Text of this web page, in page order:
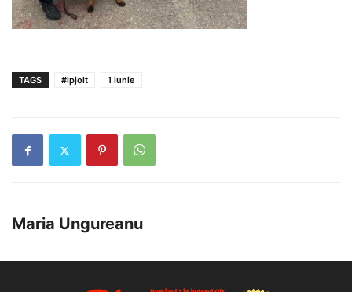
TAGS #ipjolt 1 iunie
Maria Ungureanu